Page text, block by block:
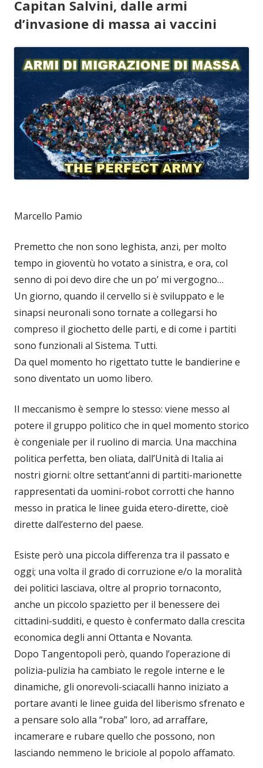
Capitan Salvini, dalle armi
d’invasione di massa ai vaccini
Marcello Pamio
Premetto che non sono leghista, anzi, per molto
tempo in gioventù ho votato a sinistra, e ora, col
senno di poi devo dire che un po’ mi vergogno…
Un giorno, quando il cervello si è sviluppato e le
sinapsi neuronali sono tornate a collegarsi ho
compreso il giochetto delle parti, e di come i partiti
sono funzionali al Sistema. Tutti.
Da quel momento ho rigettato tutte le bandierine e
sono diventato un uomo libero.
Il meccanismo è sempre lo stesso: viene messo al
potere il gruppo politico che in quel momento storico
è congeniale per il ruolino di marcia. Una macchina
politica perfetta, ben oliata, dall’Unità di Italia ai
nostri giorni: oltre settant’anni di partiti-marionette
rappresentati da uomini-robot corrotti che hanno
messo in pratica le linee guida etero-dirette, cioè
dirette dall’esterno del paese.
Esiste però una piccola differenza tra il passato e
oggi; una volta il grado di corruzione e/o la moralità
dei politici lasciava, oltre al proprio tornaconto,
anche un piccolo spazietto per il benessere dei
cittadini-sudditi, e questo è confermato dalla crescita
economica degli anni Ottanta e Novanta.
Dopo Tangentopoli però, quando l’operazione di
polizia-pulizia ha cambiato le regole interne e le
dinamiche, gli onorevoli-sciacalli hanno iniziato a
portare avanti le linee guida del liberismo sfrenato e
a pensare solo alla “roba” loro, ad arraffare,
incamerare e rubare quello che possono, non
lasciando nemmeno le briciole al popolo affamato.